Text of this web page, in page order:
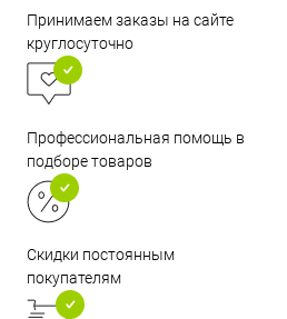
Принимаем заказы на сайте
круглосуточно
Профессиональная помощь в
подборе товаров
Скидки постоянным
покупателям